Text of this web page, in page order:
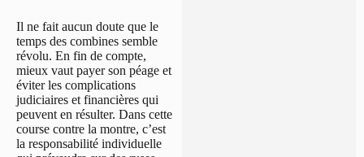
Il ne fait aucun doute que le
temps des combines semble
révolu. En fin de compte,
mieux vaut payer son péage et
éviter les complications
judiciaires et financières qui
peuvent en résulter. Dans cette
course contre la montre, c’est
la responsabilité individuelle